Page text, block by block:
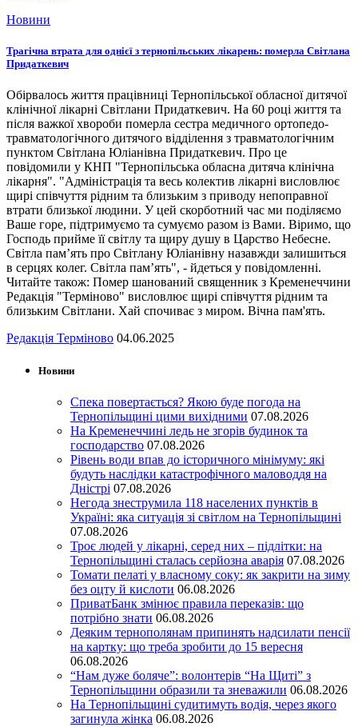
Новини
Трагічна втрата для однієї з тернопільських лікарень: померла Світлана
Придаткевич
Обірвалось життя працівниці Тернопільської обласної дитячої
клінічної лікарні Світлани Придаткевич. На 60 році життя та
після важкої хвороби померла сестра медичного ортопедо-
травматологічного дитячого відділення з травматологічним
пунктом Світлана Юліанівна Придаткевич. Про це
повідомили у КНП "Тернопільська обласна дитяча клінічна
лікарня". "Адміністрація та весь колектив лікарні висловлює
щирі співчуття рідним та близьким з приводу непоправної
втрати близької людини. У цей скорботний час ми поділяємо
Ваше горе, підтримуємо та сумуємо разом із Вами. Віримо, що
Господь прийме її світлу та щиру душу в Царство Небесне.
Світла пам’ять про Світлану Юліанівну назавжди залишиться
в серцях колег. Світла пам’ять", - йдеться у повідомленні.
Читайте також: Помер шанований священник з Кременеччини
Редакція "Терміново" висловлює щирі співчуття рідним та
близьким Світлани. Хай спочиває з миром. Вічна пам'ять.
Редакція Терміново 04.06.2025
Новини
Спека повертається? Якою буде погода на
Тернопільщині цими вихідними 07.08.2026
На Кременеччині ледь не згорів будинок та
господарство 07.08.2026
Рівень води впав до історичного мінімуму: які
будуть наслідки катастрофічного маловоддя на
Дністрі 07.08.2026
Негода знеструмила 118 населених пунктів в
Україні: яка ситуація зі світлом на Тернопільщині
07.08.2026
Троє людей у лікарні, серед них – підлітки: на
Тернопільщині сталась серйозна аварія 07.08.2026
Томати пелаті у власному соку: як закрити на зиму
без оцту й кислоти 06.08.2026
ПриватБанк змінює правила переказів: що
потрібно знати 06.08.2026
Деяким тернополянам припинять надсилати пенсії
на картку: що треба зробити до 15 вересня
06.08.2026
“Нам дуже боляче”: волонтерів “На Щиті” з
Тернопільщини образили та зневажили 06.08.2026
На Тернопільщині судитимуть водія, через якого
загинула жінка 06.08.2026